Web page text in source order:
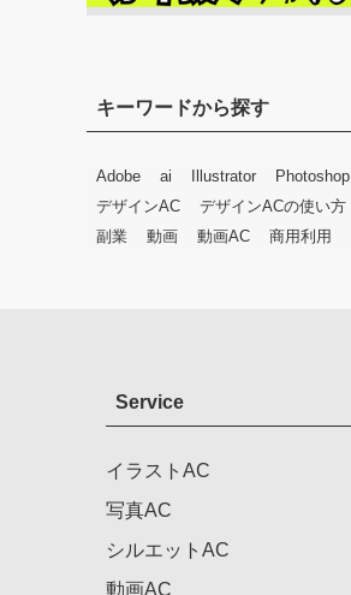
キーワードから探す
Adobe ai Illustrator Photoshop
デザインAC
デザインACの使い方
副業
動画 動画AC 商用利用
Service
イラストAC
写真AC
シルエットAC
動画AC